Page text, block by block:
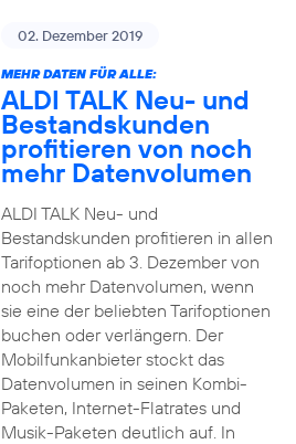
02. Dezember 2019
MEHR DATEN FÜR ALLE:
ALDI TALK Neu- und
Bestandskunden
profitieren von noch
mehr Datenvolumen
ALDI TALK Neu- und
Bestandskunden profitieren in allen
Tarifoptionen ab 3. Dezember von
noch mehr Datenvolumen, wenn
sie eine der beliebten Tarifoptionen
buchen oder verlängern. Der
Mobilfunkanbieter stockt das
Datenvolumen in seinen Kombi-
Paketen, Internet-Flatrates und
Musik-Paketen deutlich auf. In